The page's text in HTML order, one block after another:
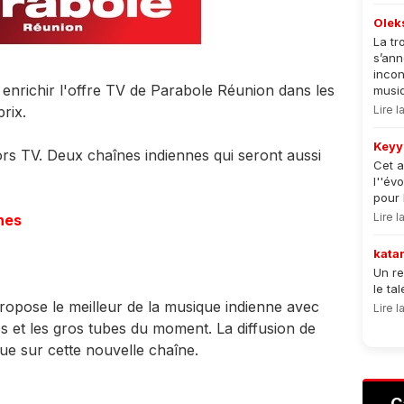
l'offre TV de Parabole Réunion dans les
TV. Deux chaînes indiennes qui seront aussi
le meilleur de la musique indienne avec
et les gros tubes du moment. La diffusion de
sur cette nouvelle chaîne.
La
Lire
Cet
pour
Lire
Un
le
Lire